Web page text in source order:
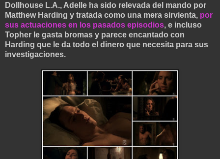
Dollhouse L.A., Adelle ha sido relevada del mando por
Matthew Harding y tratada como una mera sirvienta, por
sus actuaciones en los pasados episodios, e incluso
Topher le gasta bromas y parece encantado con
Harding que le da todo el dinero que necesita para sus
investigaciones.